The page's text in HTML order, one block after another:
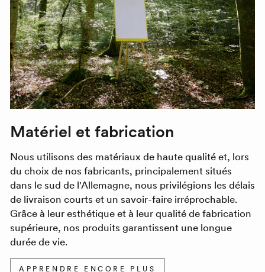
Matériel et fabrication
Nous utilisons des matériaux de haute qualité et, lors
du choix de nos fabricants, principalement situés
dans le sud de l'Allemagne, nous privilégions les délais
de livraison courts et un savoir-faire irréprochable.
Grâce à leur esthétique et à leur qualité de fabrication
supérieure, nos produits garantissent une longue
durée de vie.
APPRENDRE ENCORE PLUS